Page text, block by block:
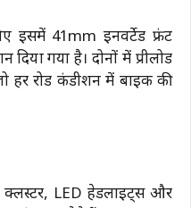
इसमें 41mm इनवर्टेड फ्रंट
गया है। दोनों में प्रीलोड
हर रोड कंडीशन में बाइक की
क्लस्टर, LED हेडलाइट्स और